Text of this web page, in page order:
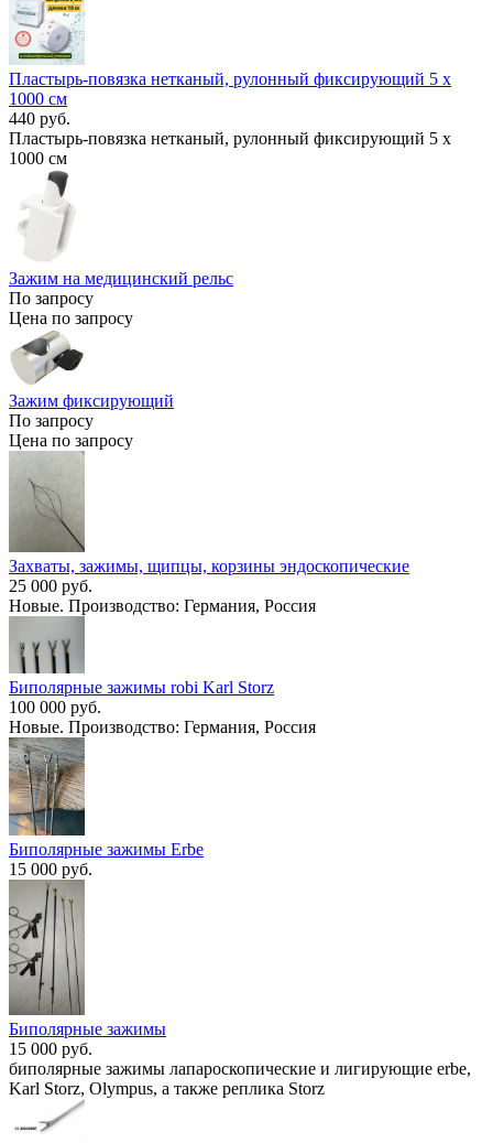
Пластырь-повязка нетканый, рулонный фиксирующий 5 x
1000 см
440 руб.
Пластырь-повязка нетканый, рулонный фиксирующий 5 x
1000 см
Зажим на медицинский рельс
По запросу
Цена по запросу
Зажим фиксирующий
По запросу
Цена по запросу
Захваты, зажимы, щипцы, корзины эндоскопические
25 000 руб.
Новые. Производство: Германия, Россия
Биполярные зажимы robi Karl Storz
100 000 руб.
Новые. Производство: Германия, Россия
Биполярные зажимы Erbe
15 000 руб.
Биполярные зажимы
15 000 руб.
биполярные зажимы лапароскопические и лигирующие erbe,
Karl Storz, Olympus, а также реплика Storz